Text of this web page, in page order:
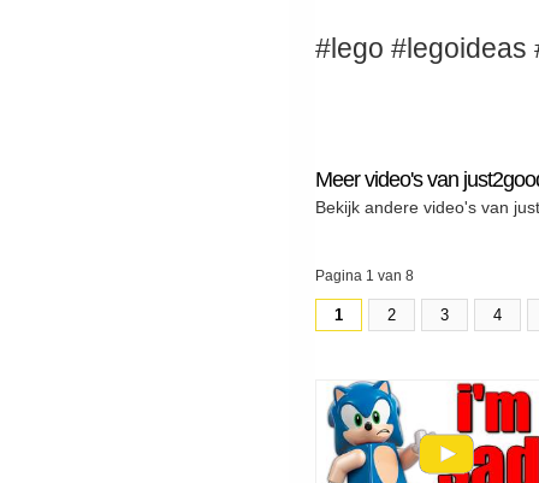
#lego #legoideas
Meer video's van
Bekijk andere video's van
Pagina 1 van 8
1 2 3 4